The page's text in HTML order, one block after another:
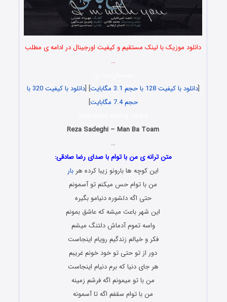
دانلود موزیک با لینک مستقیم و کیفیت اورجینال در ادامه ی مطلب
…
[دانلود با کیفیت 128 با حجم 3.1 مگابایت ] [
دانلود با کیفیت 320 با
حجم 7.4 مگابایت
]
Reza Sadeghi – Man Ba Toam
…
متن ترانه ی من با توام با صدای رضا صادقی:
این کوچه ها بارونو زیبا کرده هربار
من با توام حس میکنم تو آسمونم
حتی اگه دلشوره دنیامو بگیره
این شهر باعث میشه که عاشق بمونم
واسه تموم آدماش دلتنگ میشم
فکر و خیالم زندگیم رویام اینجاست
دور از تو حتی تو خود خونم غریبم
هر جای دنیا که برم دنیام اینجاست
من با تو میمونم اگه فرشم زمینه
من با توام سقفم اگه تا آسمونه